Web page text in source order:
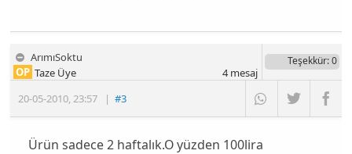
ArımıSoktu
20-05-2010,23:57 |#3
OP Taze Üye
Teşekkür: 0
4mesaj
Ürün sadece 2 haftalık.O yüzden 100lira